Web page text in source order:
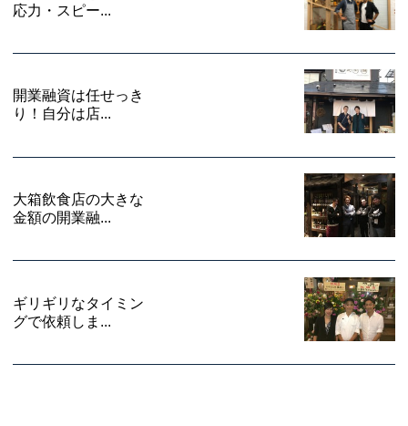
応力・スピー...
開業融資は任せっき
り！自分は店...
大箱飲食店の大きな
金額の開業融...
ギリギリなタイミン
グで依頼しま...